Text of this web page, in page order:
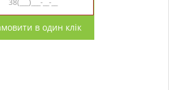
в один клік